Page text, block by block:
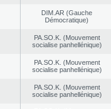
DIM.AR (Gauche
Démocratique)
PA.SO.K. (Mouvement
socialise panhellénique)
PA.SO.K. (Mouvement
socialise panhellénique)
PA.SO.K. (Mouvement
socialise panhellénique)